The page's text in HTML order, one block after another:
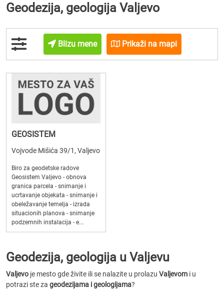
Geodezija, geologija Valjevo
Blizu mene Prikaži na mapi
GEOSISTEM
Vojvode Mišića 39/1, Valjevo
Biro za geodetske radove
Geosistem Valjevo - obnova
granica parcela - snimanje i
ucrtavanje objekata - snimanje i
obeležavanje temelja - izrada
situacionih planova - snimanje
podzemnih instalacija - e...
Geodezija, geologija u Valjevu
Valjevo je mesto gde živite ili se nalazite u prolazu Valjevom i u
potrazi ste za geodezijama i geologijama?